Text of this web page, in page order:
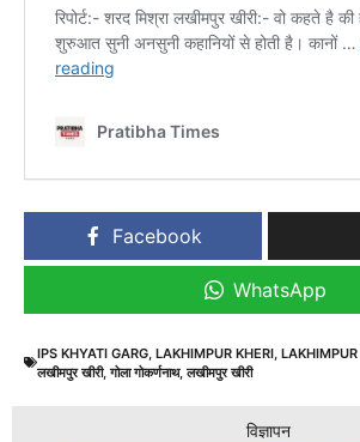
Facebook
WhatsApp
IPS KHYATI GARG, LAKHIMPUR KHERI,
लखीमपुर खीरी,गोला गोकर्णनाथ,लखीमपुर खीरी
विज्ञापन